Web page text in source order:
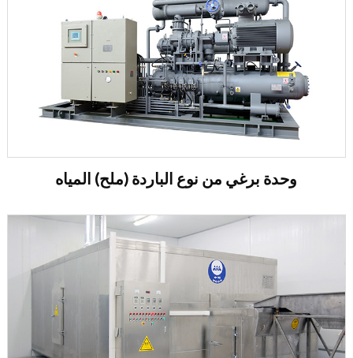
وحدة برغي من نوع الباردة (ملح) المياه